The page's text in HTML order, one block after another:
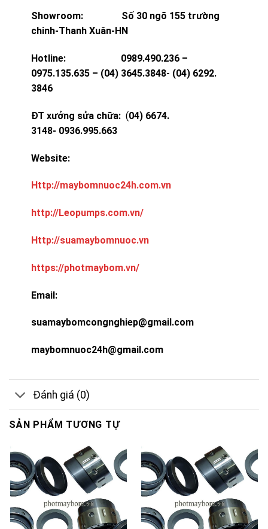
Showroom: Số 30 ngõ 155 trường
chinh-Thanh Xuân-HN
Hotline: 0989.490.236 –
0975.135.635 – (04) 3645.3848- (04) 6292.
3846
ĐT xưởng sửa chữa:(04) 6674.
3148- 0936.995.663
Website:
Http://maybomnuoc24h.com.vn
http://Leopumps.com.vn/
Http://suamaybomnuoc.vn
https://photmaybom.vn/
Email:
suamaybomcongnghiep@gmail.com
maybomnuoc24h@gmail.com
Đánh giá (0)
SẢN PHẨM TƯƠNG TỰ